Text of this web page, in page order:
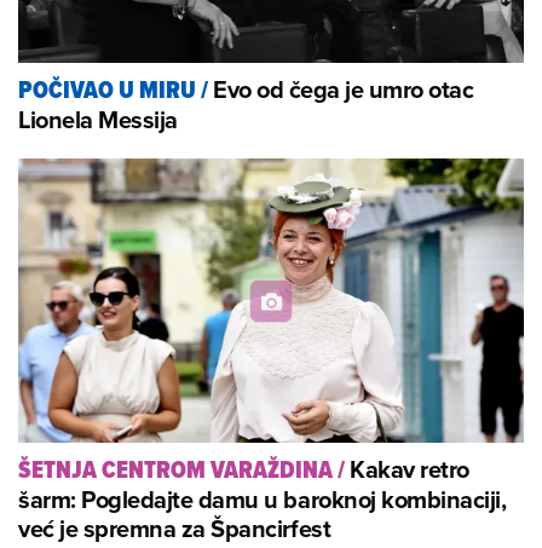
POČIVAO U MIRU/Evo od čega je umro otac
Lionela Messija
ŠETNJA CENTROM VARAŽDINA/Kakav retro
šarm: Pogledajte damu u baroknoj kombinaciji,
već je spremna za Špancirfest